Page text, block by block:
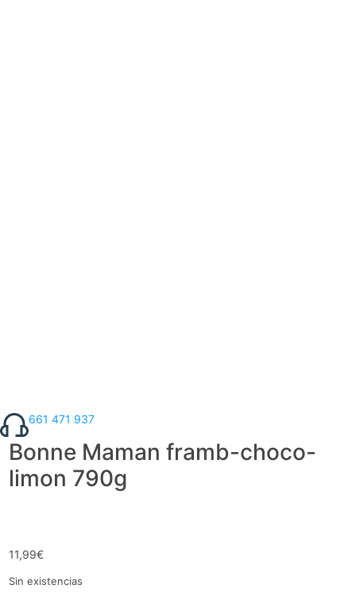
661 471 937
Bonne Maman framb-choco-
limon 790g
11,99€
Sin existencias